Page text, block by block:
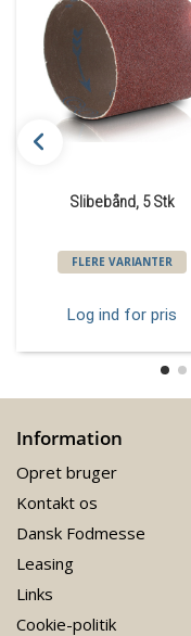
Slibebånd, 5 Stk
FLERE VARIANTER
Log ind for pris
Information
Opret bruger
Kontakt os
Dansk Fodmesse
Leasing
Links
Cookie-politik